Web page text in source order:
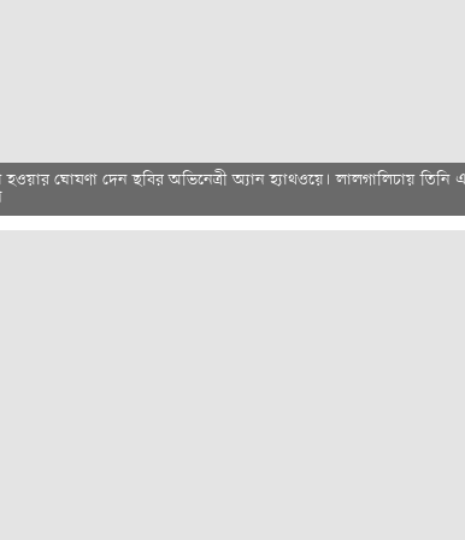
হওয়ার ঘোষণা দেন ছবির অভিনেত্রী অ্যান হ্যাথওয়ে। লালগালিচায় তিনি